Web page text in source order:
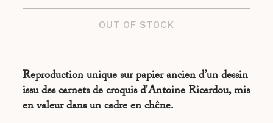
OUT OF STOCK
Reproduction unique sur papier ancien d’un dessin
issu des carnets de croquis d'Antoine Ricardou, mis
en valeur dans un cadre en chêne.